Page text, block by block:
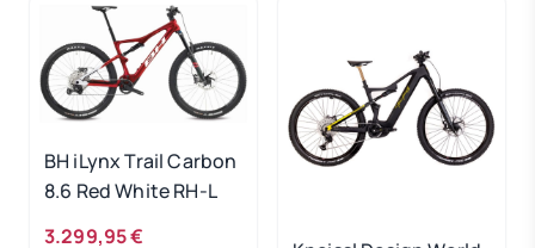
BH iLynx Trail Carbon
8.6 Red White RH-L
3.299,95 €